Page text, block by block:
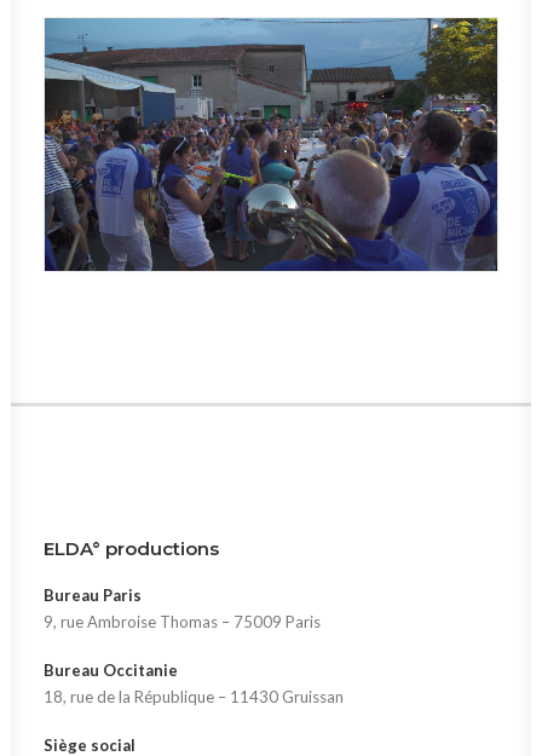
ELDA° productions
Bureau Paris
9, rue Ambroise Thomas – 75009 Paris
Bureau Occitanie
18, rue de la République – 11430 Gruissan
Siège social